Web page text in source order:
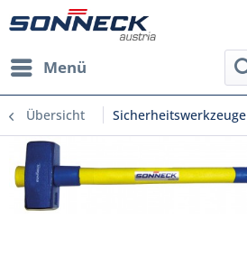
Menü
Übersicht Sicherheitswerkzeuge